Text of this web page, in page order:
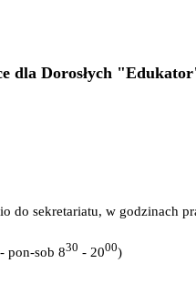
dla Dorosłych
do sekretariatu, w godzinach
pon-sob 830 - 2000)